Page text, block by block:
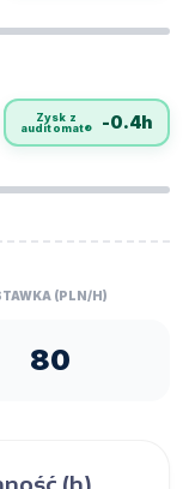
Zysk z
auditomat®
-0.4h
(PLN/H)